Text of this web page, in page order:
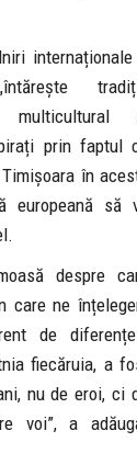
prin faptul
în
europeană să
despre
care ne
de
fiecăruia, a
nu de eroi, ci
voi”, a